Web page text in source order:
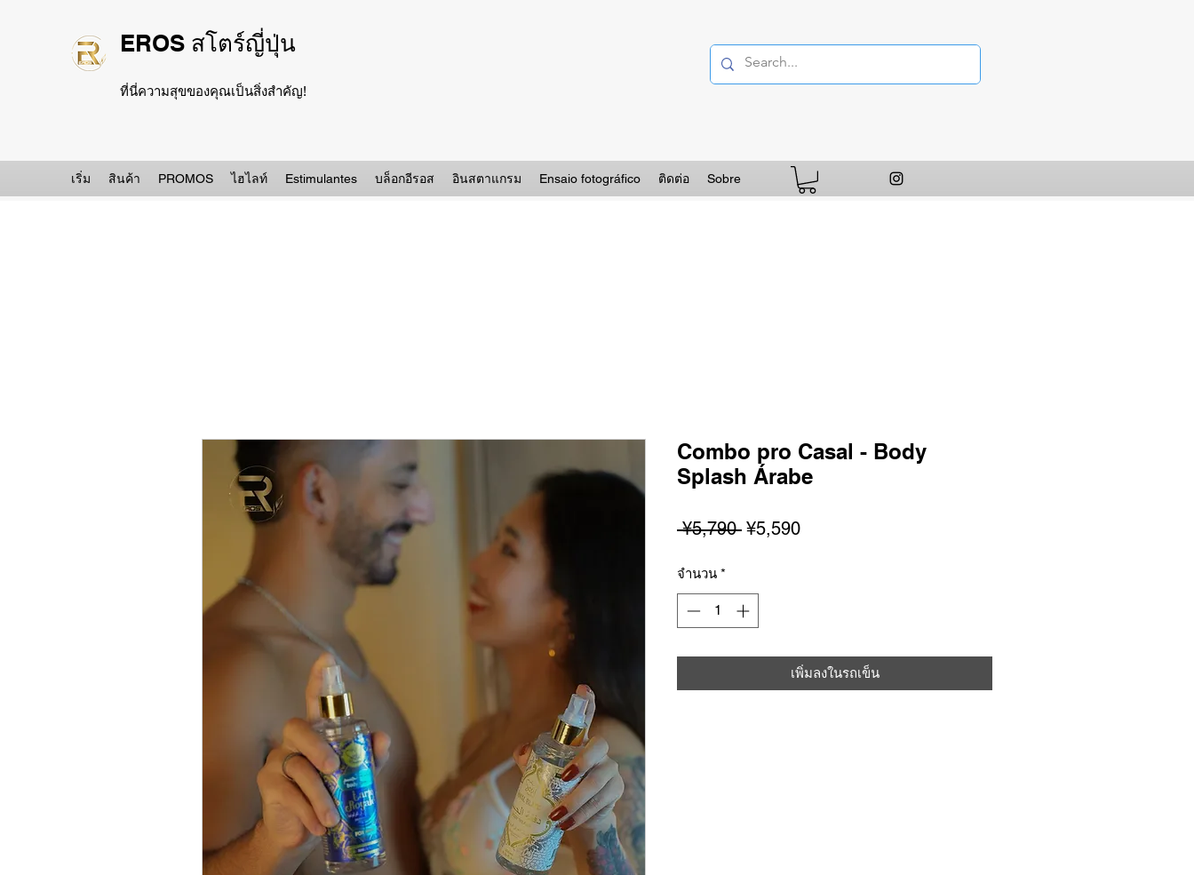
EROS สโตร์ญี่ปุ่น
ที่นี่ความสุขของคุณเป็นสิ่งสำคัญ!
เริ่ม สินค้า PROMOS ไฮไลท์ Estimulantes บล็อกอีรอส อินสตาแกรม Ensaio fotográfico ติดต่อ Sobre
Combo pro Casal - Body
Splash Árabe
¥5,790 ราคา
¥5,590ราคา
จำนวน *
เพิ่มลงในรถเข็น